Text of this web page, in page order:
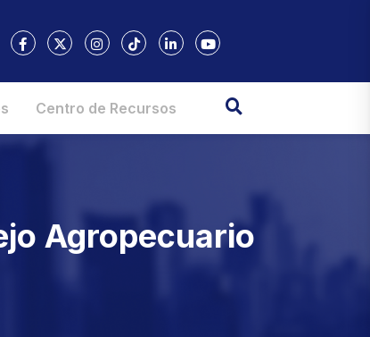
Centro de Recursos
Agropecuario